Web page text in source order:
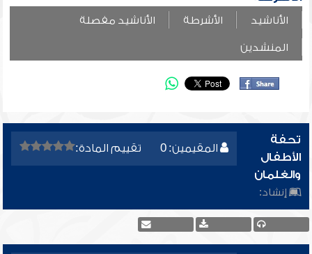
الأناشيد الأشرطة الأناشيد مفصلة
المنشدين
المقيمين: 0 تقييم المادة:
تحفة
الأطفال
والغلمان
إنشاد: